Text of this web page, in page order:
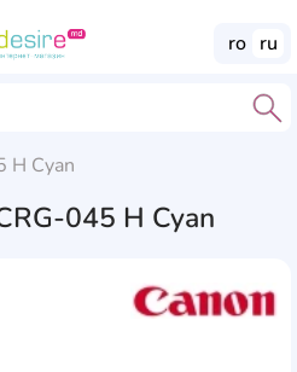
ro ru
H Cyan
045 H Cyan